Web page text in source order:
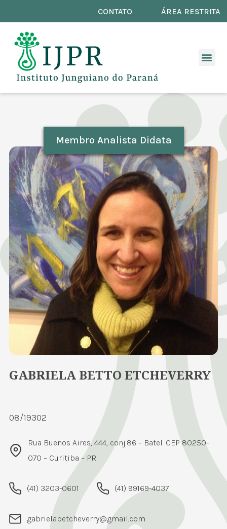
CONTATO ÁREA RESTRITA
Membro Analista Didata
GABRIELA BETTO ETCHEVERRY
08/19302
Rua Buenos Aires, 444, conj.86 – Batel. CEP 80250-
070 – Curitiba – PR
(41) 3203-0601 (41) 99169-4037
gabrielabetcheverry@gmail.com